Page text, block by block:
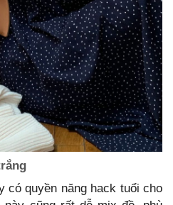
có quyền năng hack tuổi cho